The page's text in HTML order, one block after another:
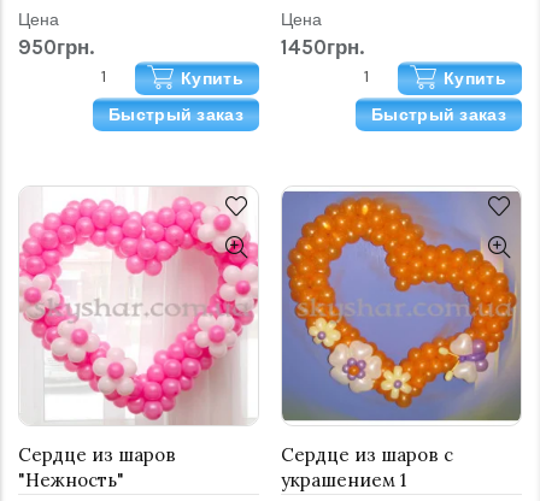
Цена
950грн.
Купить
Быстрый заказ
Цена
1450грн.
Купить
Быстрый заказ
Сердце из шаров
"Нежность"
Сердце из шаров c
украшением 1